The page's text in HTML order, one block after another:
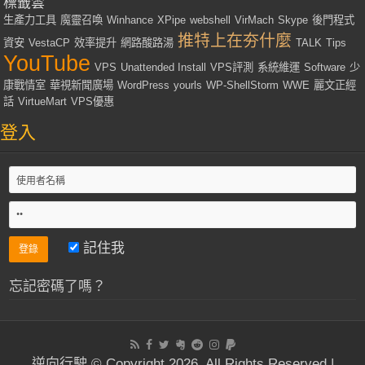
生產力工具 魔靈召喚 Winhance XPipe webshell VirMach Skype 後門程式
資安 VestaCP 效率提升 網路酸路湯 推特上在夯什麼 TALK Tips
YouTube VPS Unattended Install VPS評測 系統維運 Software 少
康戰情室 華視新聞廣場 WordPress yourls WP-ShellStorm WWE 麗文正經
話 VirtueMart VPS優惠
登入
記住我
忘記密碼了嗎？